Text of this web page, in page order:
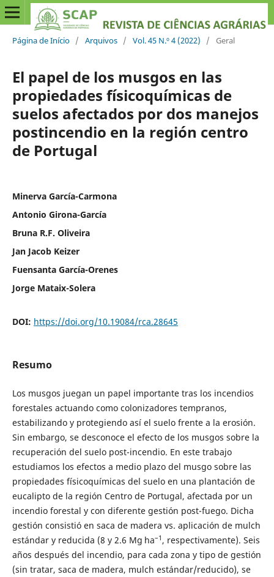
Página de Início / Arquivos / Vol. 45 N.º 4 (2022) / Geral
El papel de los musgos en las
propiedades físicoquímicas de
suelos afectados por dos manejos
postincendio en la región centro
de Portugal
Minerva García-Carmona
Antonio Girona-García
Bruna R.F. Oliveira
Jan Jacob Keizer
Fuensanta García-Orenes
Jorge Mataix-Solera
DOI: https://doi.org/10.19084/rca.28645
Resumo
Los musgos juegan un papel importante tras los incendios
forestales actuando como colonizadores tempranos,
estabilizando y protegiendo así el suelo frente a la erosión.
Sin embargo, se desconoce el efecto de los musgos sobre la
recuperación del suelo post-incendio. En este trabajo
estudiamos los efectos a medio plazo del musgo sobre las
propiedades físicoquímicas del suelo en una plantación de
eucalipto de la región Centro de Portugal, afectada por un
incendio forestal y con diferente gestión post-fuego. Dicha
gestión consistió en saca de madera vs. aplicación de mulch
estándar y reducida (8 y 2.6 Mg ha–1 , respectivamente). Seis
años después del incendio, para cada zona y tipo de gestión
(sin tratar, saca de madera, mulch estándar/reducido), se